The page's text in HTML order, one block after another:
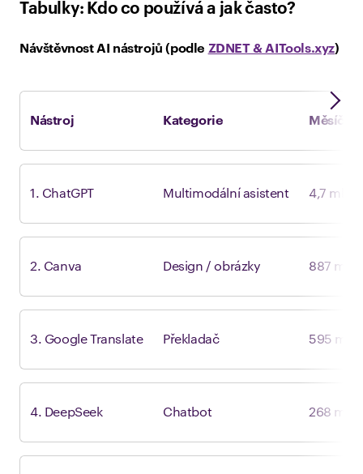
Tabulky: Kdo co používá a jak často?
Návštěvnost AI nástrojů (podle ZDNET & AITools.xyz)
Nástroj Kategorie Měsíční
1. ChatGPT Multimodální asistent 4,7 mld.
2. Canva Design / obrázky 887 mil.
3. Google Translate Překladač 595 mil.
4. DeepSeek Chatbot 268 mil